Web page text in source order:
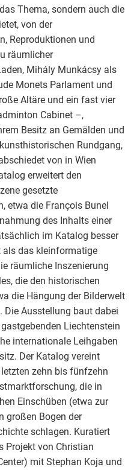
Thema, sondern auch die
von der
Reproduktionen und
räumlicher
Mihály Munkácsy als
Monets Parlament und
Altäre und ein fast vier
Cabinet –,
Besitz an Gemälden und
Rundgang,
von in Wien
erweitert den
gesetzte
etwa die François Bunel
des Inhalts einer
im Katalog besser
als das kleinformatige
räumliche Inszenierung
die den historischen
die Hängung der Bilderwelt
Die Ausstellung baut dabei
Liechtenstein
internationale Leihgaben
Der Katalog vereint
zehn bis fünfzehn
die in
Einschüben (etwa zur
großen Bogen der
schlagen. Kuratiert
Projekt von Christian
mit Stephan Koja und